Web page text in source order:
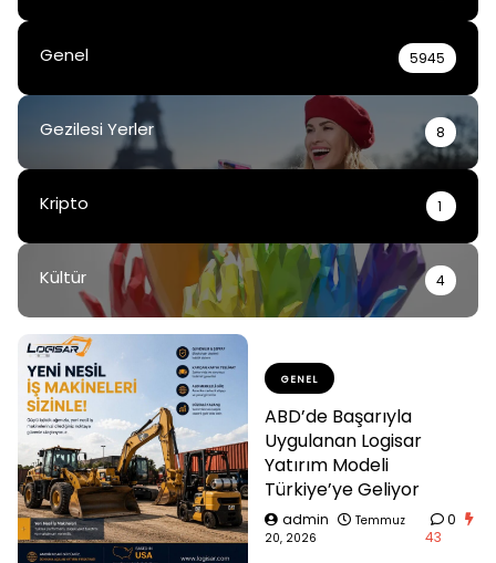
Genel 5945
Gezilesi Yerler 8
Kripto 1
Kültür 4
GENEL
ABD’de Başarıyla
Uygulanan Logisar
Yatırım Modeli
Türkiye’ye Geliyor
admin
Temmuz
20, 2026
0
43